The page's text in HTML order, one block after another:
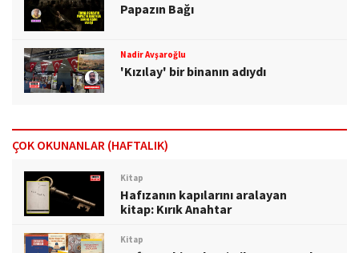
Papazın Bağı
Nadir Avşaroğlu
'Kızılay' bir binanın adıydı
ÇOK OKUNANLAR (HAFTALIK)
Kitap
Hafızanın kapılarını aralayan
kitap: Kırık Anahtar
Kitap